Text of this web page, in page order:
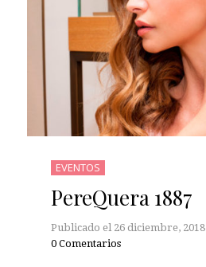
EVENTOS
PereQuera 1887
Publicado el 26 diciembre, 2018
0 Comentarios